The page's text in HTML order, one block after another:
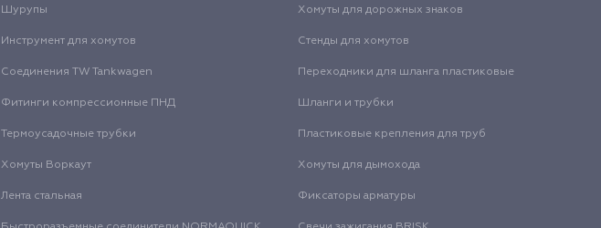
Шурупы Хомуты для дорожных знаков
Инструмент для хомутов Стенды для хомутов
Соединения TW Tankwagen Переходники для шланга пластиковые
Фитинги компрессионные ПНД Шланги и трубки
Термоусадочные трубки Пластиковые крепления для труб
Хомуты Воркаут Хомуты для дымохода
Лента стальная Фиксаторы арматуры